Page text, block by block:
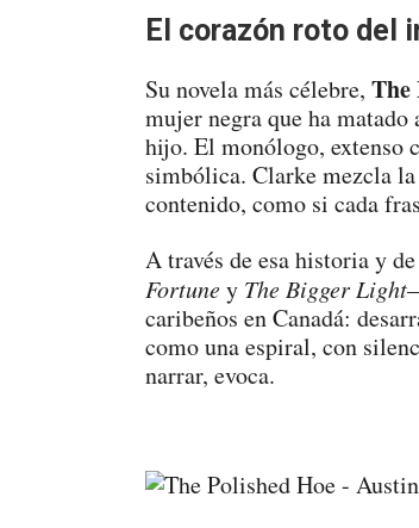
El corazón roto del
Su novela más célebre, The
mujer negra que ha
hijo. El monólogo, extenso
simbólica. Clarke mezcla
contenido, como si cada
A través de esa historia y
Fortuney The Bigger Light
caribeños en Canadá:
como una espiral, con
narrar, evoca.